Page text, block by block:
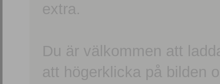
extra.
Du är välkommen att
att högerklicka på bilden